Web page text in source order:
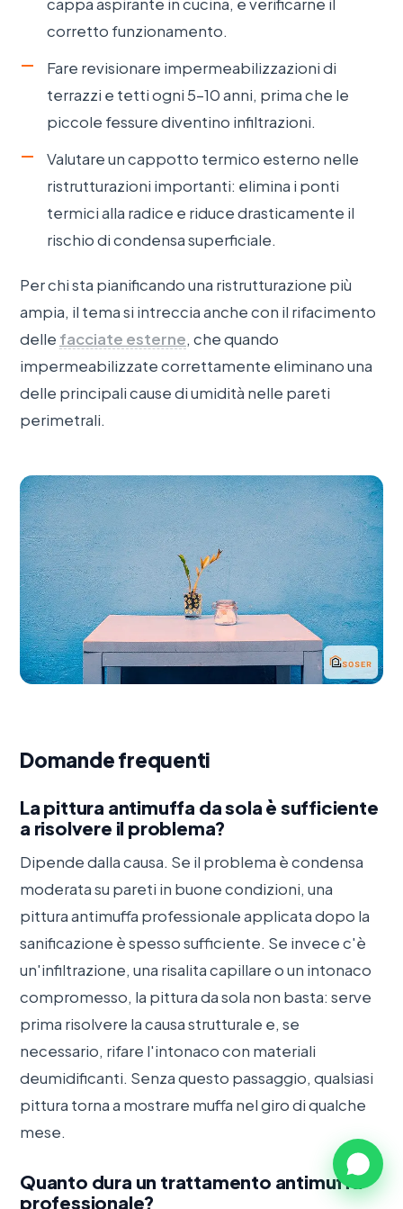
cappa aspirante in cucina, e verificarne il
corretto funzionamento.
Fare revisionare impermeabilizzazioni di
terrazzi e tetti ogni 5–10 anni, prima che le
piccole fessure diventino infiltrazioni.
Valutare un cappotto termico esterno nelle
ristrutturazioni importanti: elimina i ponti
termici alla radice e riduce drasticamente il
rischio di condensa superficiale.
Per chi sta pianificando una ristrutturazione più
ampia, il tema si intreccia anche con il rifacimento
delle facciate esterne, che quando
impermeabilizzate correttamente eliminano una
delle principali cause di umidità nelle pareti
perimetrali.
Domande frequenti
La pittura antimuffa da sola è sufficiente
a risolvere il problema?
Dipende dalla causa. Se il problema è condensa
moderata su pareti in buone condizioni, una
pittura antimuffa professionale applicata dopo la
sanificazione è spesso sufficiente. Se invece c'è
un'infiltrazione, una risalita capillare o un intonaco
compromesso, la pittura da sola non basta: serve
prima risolvere la causa strutturale e, se
necessario, rifare l'intonaco con materiali
deumidificanti. Senza questo passaggio, qualsiasi
pittura torna a mostrare muffa nel giro di qualche
mese.
Quanto dura un trattamento antimuffa
professionale?